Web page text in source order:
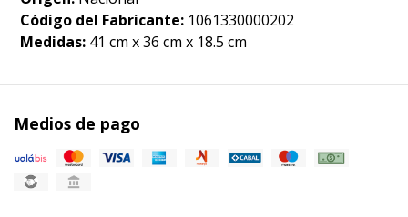
Código del Fabricante: 1061330000202
Medidas: 41 cm x 36 cm x 18.5 cm
Medios de pago